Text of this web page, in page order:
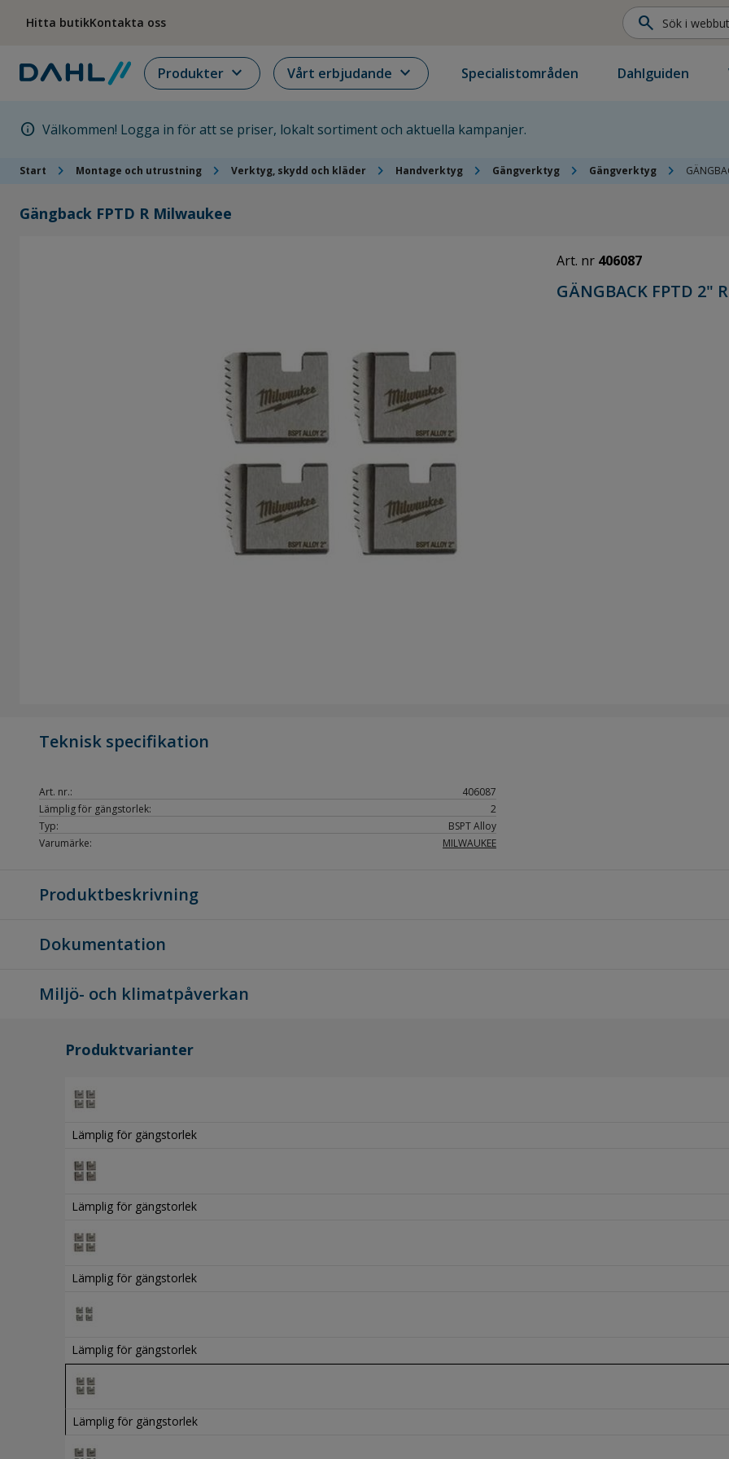
Hitta butikKontakta oss search
Produkter expand_more Vårt erbjudande expand_more Specialistområden Dahlguiden
info Välkommen! Logga in för att se priser, lokalt sortiment och aktuella kampanjer.
Start chevron_right Montage och utrustning chevron_right Verktyg, skydd och kläder chevron_right Handverktyg chevron_right Gängverktyg chevron_right Gängverktyg chevron_right
Gängback FPTD R Milwaukee
Art. nr 406087
GÄNGBACK FPTD 2"
Teknisk specifikation
Art. nr.:
406087
Lämplig för gängstorlek:
2
Typ:
BSPT Alloy
Varumärke:
MILWAUKEE
Produktbeskrivning
Dokumentation
Miljö- och klimatpåverkan
Produktvarianter
Lämplig för gängstorlek
Lämplig för gängstorlek
Lämplig för gängstorlek
Lämplig för gängstorlek
Lämplig för gängstorlek